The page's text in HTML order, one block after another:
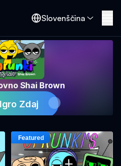
Slovenščina
Shai Brown
Zdaj